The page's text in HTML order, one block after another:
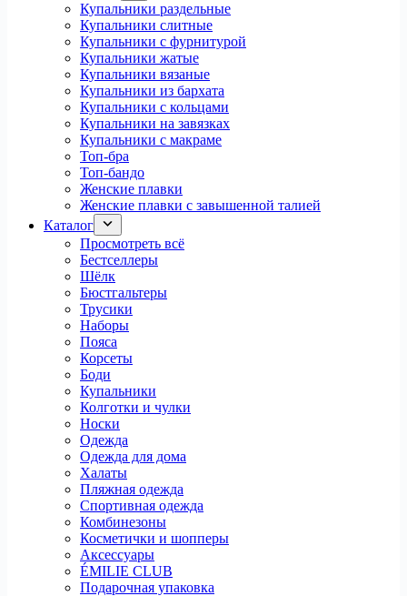
Купальники раздельные
Купальники слитные
Купальники с фурнитурой
Купальники жатые
Купальники вязаные
Купальники из бархата
Купальники с кольцами
Купальники на завязках
Купальники с макраме
Топ-бра
Топ-бандо
Женские плавки
Женские плавки с завышенной талией
Каталог
Просмотреть всё
Бестселлеры
Шёлк
Бюстгальтеры
Трусики
Наборы
Пояса
Корсеты
Боди
Купальники
Колготки и чулки
Носки
Одежда
Одежда для дома
Халаты
Пляжная одежда
Спортивная одежда
Комбинезоны
Косметички и шопперы
Аксессуары
ÉMILIE CLUB
Подарочная упаковка